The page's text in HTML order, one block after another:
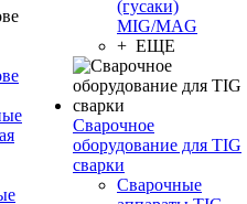
(гусаки)
MIG/MAG
+ ЕЩЕ
Сварочное
оборудование для TIG
сварки
Сварочные